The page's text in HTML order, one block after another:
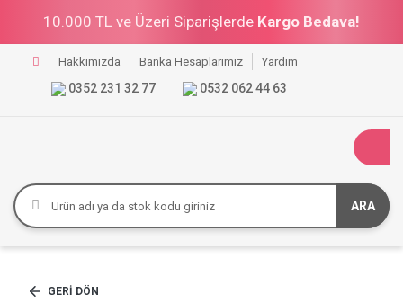
10.000 TL ve Üzeri Siparişlerde Kargo Bedava!
Hakkımızda Banka Hesaplarımız Yardım
0352 231 32 77 0532 062 44 63
ARA
GERI DÖN